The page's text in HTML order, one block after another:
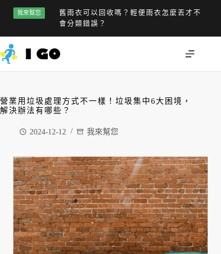
我來幫您
舊雨衣可以回收嗎？輕便雨衣怎麼丟才不
會分類錯誤？
營業用垃圾處理方式不一樣！垃圾集中6大困境，
解決辦法有哪些？
2024-12-12 我來幫您